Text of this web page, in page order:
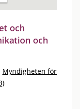
och
och
Myndigheten för